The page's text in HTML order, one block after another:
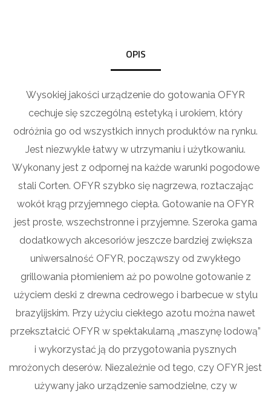
OPIS
Wysokiej jakości urządzenie do gotowania OFYR
cechuje się szczególną estetyką i urokiem, który
odróżnia go od wszystkich innych produktów na rynku.
Jest niezwykle łatwy w utrzymaniu i użytkowaniu.
Wykonany jest z odpornej na każde warunki pogodowe
stali Corten. OFYR szybko się nagrzewa, roztaczając
wokół krąg przyjemnego ciepła. Gotowanie na OFYR
jest proste, wszechstronne i przyjemne. Szeroka gama
dodatkowych akcesoriów jeszcze bardziej zwiększa
uniwersalność OFYR, począwszy od zwykłego
grillowania płomieniem aż po powolne gotowanie z
użyciem deski z drewna cedrowego i barbecue w stylu
brazylijskim. Przy użyciu ciekłego azotu można nawet
przekształcić OFYR w spektakularną „maszynę lodową”
i wykorzystać ją do przygotowania pysznych
mrożonych deserów. Niezależnie od tego, czy OFYR jest
używany jako urządzenie samodzielne, czy w